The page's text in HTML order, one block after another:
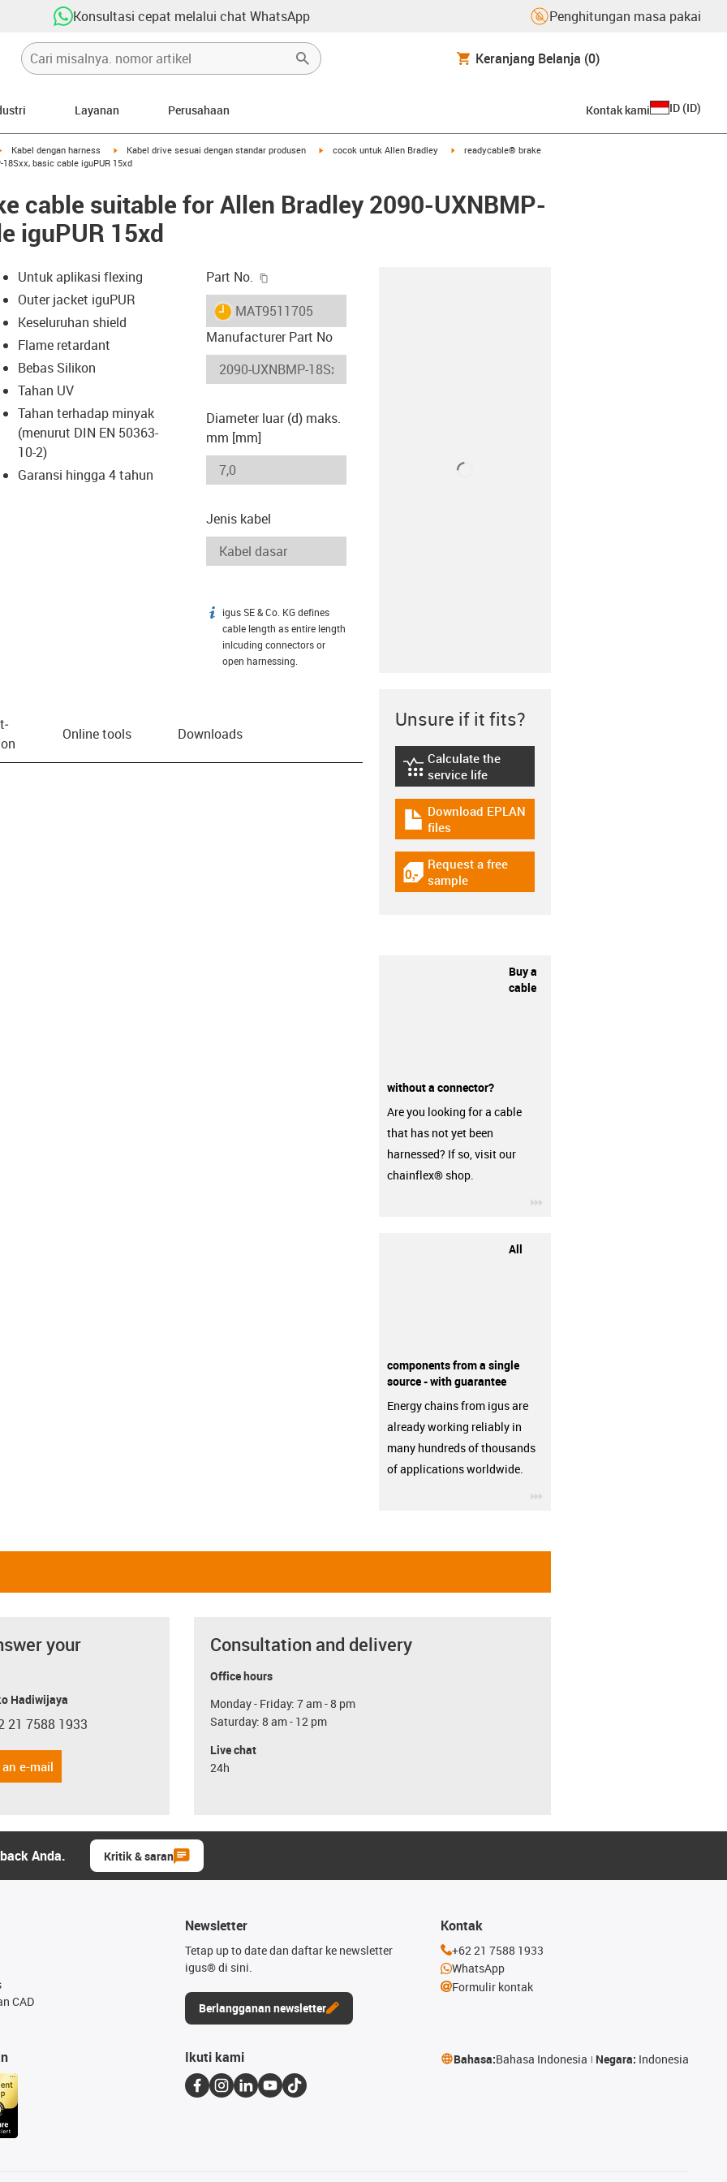
Konsultasi cepat melalui chat WhatsApp Penghitungan masa pakai
Keranjang Belanja (0)
Layanan Perusahaan Kontak kami ID (ID)
igus-icon-arrow-right
Kabel dengan harness igus-icon-arrow-right
Kabel drive sesuai dengan standar produsen igus-icon-arrow-right
cocok untuk Allen Bradley igus-icon-arrow-right
readycable® brake
basic cable iguPUR 15xd
cable suitable for Allen Bradley 2090-UXNBMP-
iguPUR 15xd
icon-lupe
icon-lupe
Untuk aplikasi flexing
Outer jacket iguPUR
Keseluruhan shield
Flame retardant
Bebas Silikon
Tahan UV
Tahan terhadap minyak
(menurut DIN EN 50363-
10-2)
Garansi hingga 4 tahun
Part No.
igus-icon-lieferzeit
MAT9511705
Manufacturer Part No
Diameter luar (d) maks.
mm [mm]
Jenis kabel
igus-icon-info
igus SE & Co. KG defines
cable length as entire length
inlcuding connectors or
open harnessing.
Online tools Downloads
Unsure if it fits?
igus-icon-lebensdauerrechner
Calculate the
service life
igus-icon-download-plan
Download EPLAN
files
igus-icon-gratismuster
Request a free
sample
Buy a
cable
without a connector?
Are you looking for a cable
that has not yet been
harnessed? If so, visit our
chainflex® shop.
All
components from a single
source - with guarantee
Energy chains from igus are
already working reliably in
many hundreds of thousands
of applications worldwide.
your
Hadiwijaya
phone
21 7588 1933
e-mail
Consultation and delivery
Office hours
Monday - Friday: 7 am - 8 pm
Saturday: 8 am - 12 pm
Live chat
24h
Anda. Kritik & saran
CAD
Newsletter
Tetap up to date dan daftar ke newsletter
igus® di sini.
Berlangganan newsletter
Kontak
+62 21 7588 1933
WhatsApp
Formulir kontak
Ikuti kami Bahasa:Bahasa Indonesia Negara: Indonesia